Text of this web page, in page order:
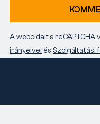
A weboldalt a reCAPTCHA
irányelvei és Szolgáltatási